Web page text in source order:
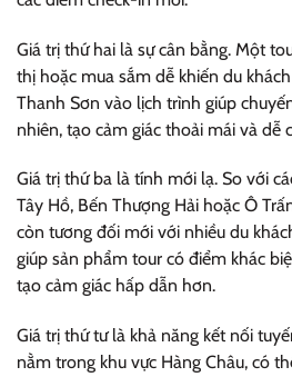
Giá trị thứ hai là sự cân bằng. Một
thị hoặc mua sắm dễ khiến du
Thanh Sơn vào lịch trình giúp
nhiên, tạo cảm giác thoải mái và dễ
Giá trị thứ ba là tính mới lạ. So với
Tây Hồ, Bến Thượng Hải hoặc Ô
còn tương đối mới với nhiều du
giúp sản phẩm tour có điểm khác
tạo cảm giác hấp dẫn hơn.
Giá trị thứ tư là khả năng kết nối
nằm trong khu vực Hàng Châu, có